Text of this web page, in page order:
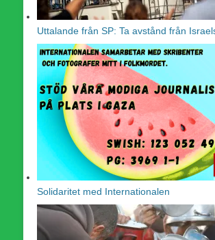
Uttalande från SP: Ta avstånd från
Solidaritet med Internationalen